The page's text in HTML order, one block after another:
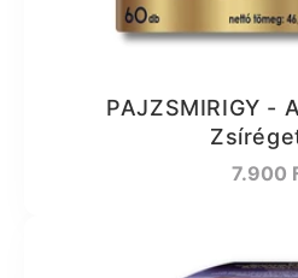
PAJZSMIRIGY -
7.900